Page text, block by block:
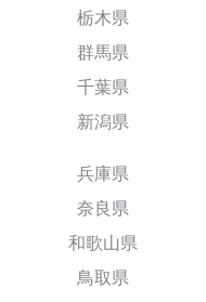
栃木県
群馬県
千葉県
新潟県
兵庫県
奈良県
和歌山県
鳥取県